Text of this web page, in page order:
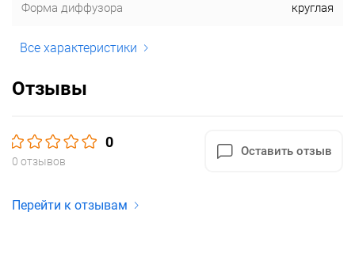
Форма диффузора круглая
Все характеристики
Отзывы
0
0 отзывов
Оставить отзыв
Перейти к отзывам